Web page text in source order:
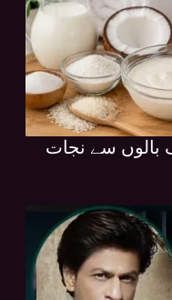
بالوں سے نجات